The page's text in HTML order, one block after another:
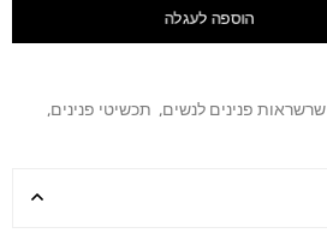
הוספה לעגלה
שרשראות פנינים לנשים, תכשיטי פנינים,